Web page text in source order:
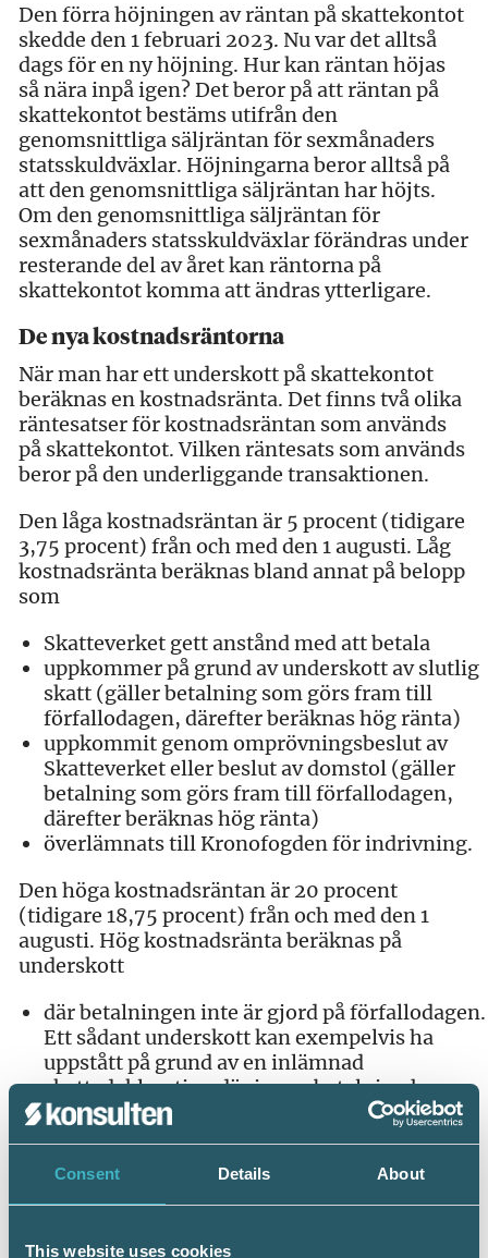
Consent Details About
This website uses cookies
Den förra höjningen av räntan på skattekontot
skedde den 1 februari 2023. Nu var det alltså
dags för en ny höjning. Hur kan räntan höjas
så nära inpå igen? Det beror på att räntan på
skattekontot bestäms utifrån den
genomsnittliga säljräntan för sexmånaders
statsskuldväxlar. Höjningarna beror alltså på
att den genomsnittliga säljräntan har höjts.
Om den genomsnittliga säljräntan för
sexmånaders statsskuldväxlar förändras under
resterande del av året kan räntorna på
skattekontot komma att ändras ytterligare.
De nya kostnadsräntorna
När man har ett underskott på skattekontot
beräknas en kostnadsränta. Det finns två olika
räntesatser för kostnadsräntan som används
på skattekontot. Vilken räntesats som används
beror på den underliggande transaktionen.
Den låga kostnadsräntan är 5 procent (tidigare
3,75 procent) från och med den 1 augusti. Låg
kostnadsränta beräknas bland annat på belopp
som
Skatteverket gett anstånd med att betala
uppkommer på grund av underskott av slutlig
skatt (gäller betalning som görs fram till
förfallodagen, därefter beräknas hög ränta)
uppkommit genom omprövningsbeslut av
Skatteverket eller beslut av domstol (gäller
betalning som görs fram till förfallodagen,
därefter beräknas hög ränta)
överlämnats till Kronofogden för indrivning.
Den höga kostnadsräntan är 20 procent
(tidigare 18,75 procent) från och med den 1
augusti. Hög kostnadsränta beräknas på
underskott
där betalningen inte är gjord på förfallodagen.
Ett sådant underskott kan exempelvis ha
uppstått på grund av en inlämnad
skattedeklaration där ingen betalning har
skett, eller att man inte har betalat in den
slutliga skatten på förfallodagen
där betalningskrav har skickats ut. Den höga
kostnadsräntan beräknas fram till dess att
underskottet betalas eller till den dag då